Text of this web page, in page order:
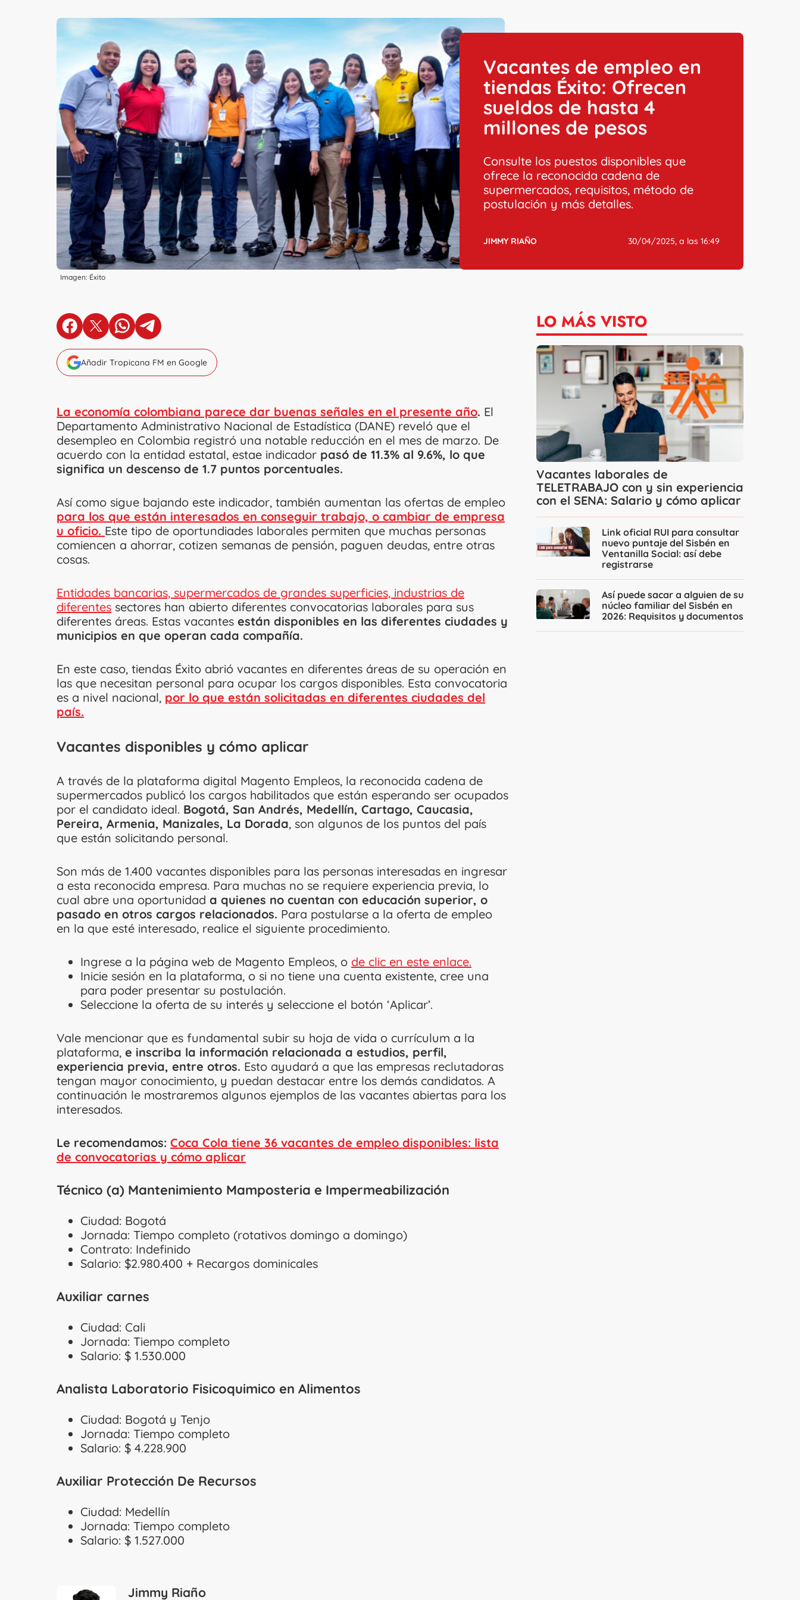
Imagen: Éxito
Vacantes de empleo en
tiendas Éxito: Ofrecen
sueldos de hasta 4
millones de pesos
Consulte los puestos disponibles que
ofrece la reconocida cadena de
supermercados, requisitos, método de
postulación y más detalles.
JIMMY RIAÑO 30/04/2025, a las 16:49
en Facebook
en X en Whatsapp
en Telegram
Añadir Tropicana FM en Google
La economía colombiana parece dar buenas señales en el presente año. El
Departamento Administrativo Nacional de Estadística (DANE) reveló que el
desempleo en Colombia registró una notable reducción en el mes de marzo. De
acuerdo con la entidad estatal, estae indicador pasó de 11.3% al 9.6%, lo que
significa un descenso de 1.7 puntos porcentuales.
Así como sigue bajando este indicador, también aumentan las ofertas de empleo
para los que están interesados en conseguir trabajo, o cambiar de empresa
u oficio. Este tipo de oportundiades laborales permiten que muchas personas
comiencen a ahorrar, cotizen semanas de pensión, paguen deudas, entre otras
cosas.
Entidades bancarias, supermercados de grandes superficies, industrias de
diferentes sectores han abierto diferentes convocatorias laborales para sus
diferentes áreas. Estas vacantes están disponibles en las diferentes ciudades y
municipios en que operan cada compañía.
En este caso, tiendas Éxito abrió vacantes en diferentes áreas de su operación en
las que necesitan personal para ocupar los cargos disponibles. Esta convocatoria
es a nivel nacional, por lo que están solicitadas en diferentes ciudades del
país.
Vacantes disponibles y cómo aplicar
A través de la plataforma digital Magento Empleos, la reconocida cadena de
supermercados publicó los cargos habilitados que están esperando ser ocupados
por el candidato ideal. Bogotá, San Andrés, Medellín, Cartago, Caucasia,
Pereira, Armenia, Manizales, La Dorada, son algunos de los puntos del país
que están solicitando personal.
Son más de 1.400 vacantes disponibles para las personas interesadas en ingresar
a esta reconocida empresa. Para muchas no se requiere experiencia previa, lo
cual abre una oportunidad a quienes no cuentan con educación superior, o
pasado en otros cargos relacionados. Para postularse a la oferta de empleo
en la que esté interesado, realice el siguiente procedimiento.
Ingrese a la página web de Magento Empleos, o de clic en este enlace.
Inicie sesión en la plataforma, o si no tiene una cuenta existente, cree una
para poder presentar su postulación.
Seleccione la oferta de su interés y seleccione el botón ‘Aplicar’.
Vale mencionar que es fundamental subir su hoja de vida o currículum a la
plataforma, e inscriba la información relacionada a estudios, perfil,
experiencia previa, entre otros. Esto ayudará a que las empresas reclutadoras
tengan mayor conocimiento, y puedan destacar entre los demás candidatos. A
continuación le mostraremos algunos ejemplos de las vacantes abiertas para los
interesados.
Le recomendamos: Coca Cola tiene 36 vacantes de empleo disponibles: lista
de convocatorias y cómo aplicar
Técnico (a) Mantenimiento Mamposteria e Impermeabilización
Ciudad: Bogotá
Jornada: Tiempo completo (rotativos domingo a domingo)
Contrato: Indefinido
Salario: $2.980.400 + Recargos dominicales
Auxiliar carnes
Ciudad: Cali
Jornada: Tiempo completo
Salario: $ 1.530.000
Analista Laboratorio Fisicoquimico en Alimentos
Ciudad: Bogotá y Tenjo
Jornada: Tiempo completo
Salario: $ 4.228.900
Auxiliar Protección De Recursos
Ciudad: Medellín
Jornada: Tiempo completo
Salario: $ 1.527.000
Jimmy Riaño
LO MÁS VISTO
Vacantes laborales de
TELETRABAJO con y sin experiencia
con el SENA: Salario y cómo aplicar
Link oficial RUI para consultar
nuevo puntaje del Sisbén en
Ventanilla Social: así debe
registrarse
Así puede sacar a alguien de su
núcleo familiar del Sisbén en
2026: Requisitos y documentos